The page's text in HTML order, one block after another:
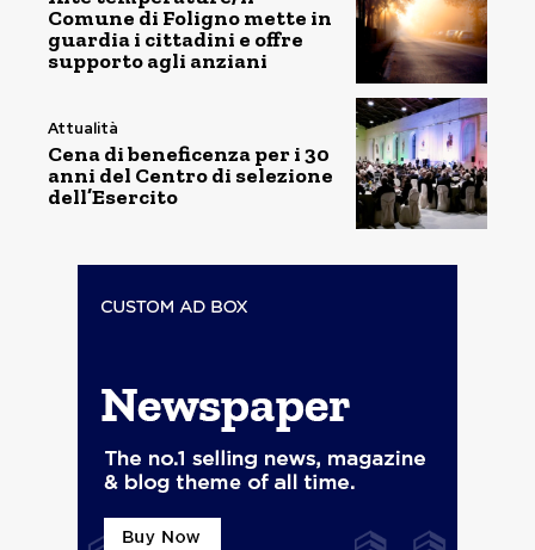
Comune di Foligno mette in
guardia i cittadini e offre
supporto agli anziani
Attualità
Cena di beneficenza per i 30
anni del Centro di selezione
dell’Esercito